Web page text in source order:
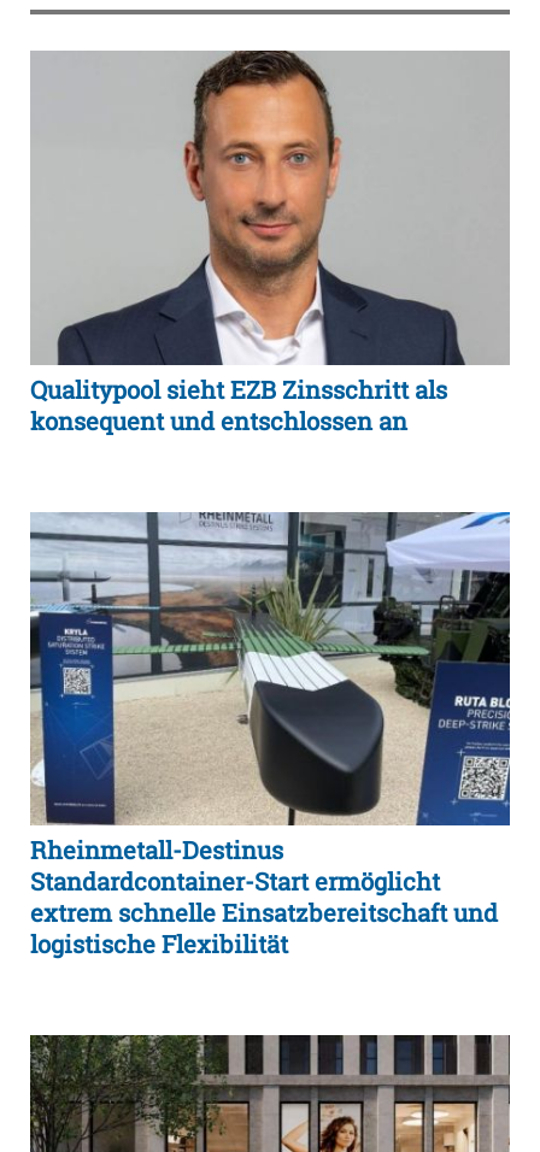
Qualitypool sieht EZB Zinsschritt als
konsequent und entschlossen an
Rheinmetall-Destinus
Standardcontainer-Start ermöglicht
extrem schnelle Einsatzbereitschaft und
logistische Flexibilität